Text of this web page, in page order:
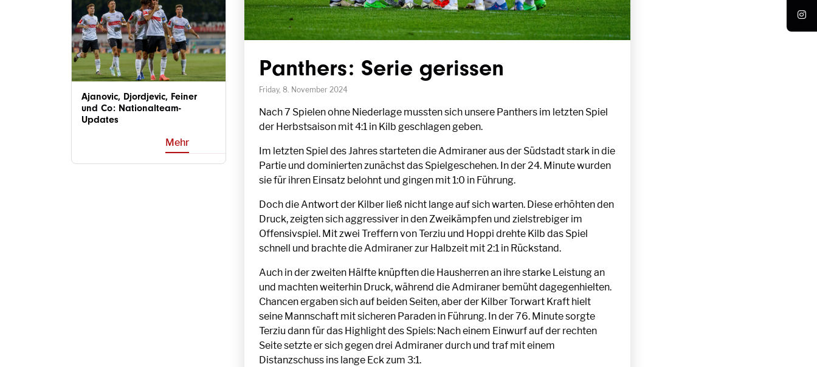
Ajanovic, Djordjevic, Feiner
und Co: Nationalteam-
Updates
Mehr
Panthers: Serie gerissen
Friday, 8. November 2024
Nach 7 Spielen ohne Niederlage mussten sich unsere Panthers im letzten Spiel
der Herbstsaison mit 4:1 in Kilb geschlagen geben.
Im letzten Spiel des Jahres starteten die Admiraner aus der Südstadt stark in die
Partie und dominierten zunächst das Spielgeschehen. In der 24. Minute wurden
sie für ihren Einsatz belohnt und gingen mit 1:0 in Führung.
Doch die Antwort der Kilber ließ nicht lange auf sich warten. Diese erhöhten den
Druck, zeigten sich aggressiver in den Zweikämpfen und zielstrebiger im
Offensivspiel. Mit zwei Treffern von Terziu und Hoppi drehte Kilb das Spiel
schnell und brachte die Admiraner zur Halbzeit mit 2:1 in Rückstand.
Auch in der zweiten Hälfte knüpften die Hausherren an ihre starke Leistung an
und machten weiterhin Druck, während die Admiraner bemüht dagegenhielten.
Chancen ergaben sich auf beiden Seiten, aber der Kilber Torwart Kraft hielt
seine Mannschaft mit sicheren Paraden in Führung. In der 76. Minute sorgte
Terziu dann für das Highlight des Spiels: Nach einem Einwurf auf der rechten
Seite setzte er sich gegen drei Admiraner durch und traf mit einem
Distanzschuss ins lange Eck zum 3:1.